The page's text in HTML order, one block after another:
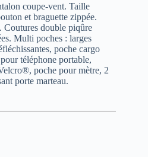
coupe-vent. Taille
et braguette zippée.
Coutures double piqûre
Multi poches : larges
poche cargo
téléphone portable,
poche pour mètre, 2
porte marteau.